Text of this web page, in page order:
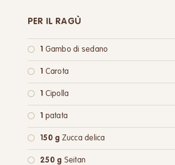
PER IL RAGÙ
1 Gambo di sedano
1 Carota
1 Cipolla
1 patata
150 g Zucca delica
250 g Seitan